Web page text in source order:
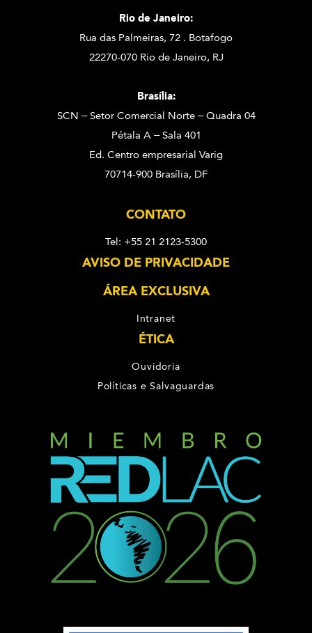
Rio de Janeiro:
Rua das Palmeiras, 72 . Botafogo
22270-070 Rio de Janeiro, RJ
Brasília:
SCN – Setor Comercial Norte – Quadra 04
Pétala A – Sala 401
Ed. Centro empresarial Varig
70714-900 Brasília, DF
CONTATO
Tel: +55 21 2123-5300
AVISO DE PRIVACIDADE
ÁREA EXCLUSIVA
Intranet
ÉTICA
Ouvidoria
Políticas e Salvaguardas